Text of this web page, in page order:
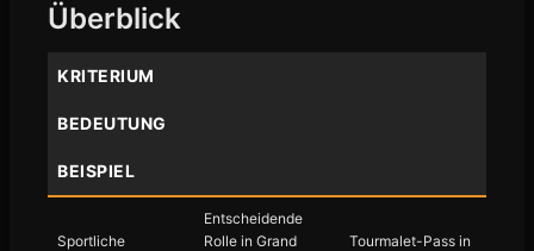
Überblick
KRITERIUM
BEDEUTUNG
BEISPIEL
Sportliche
Entscheidende
Rolle in Grand
Tourmalet-Pass in